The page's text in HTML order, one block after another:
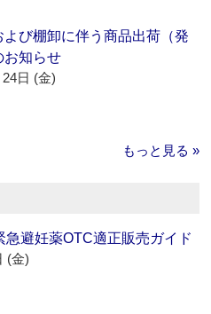
よび棚卸に伴う商品出荷（発
お知らせ
日 (金)
もっと見る »
急避妊薬OTC適正販売ガイド
(金)